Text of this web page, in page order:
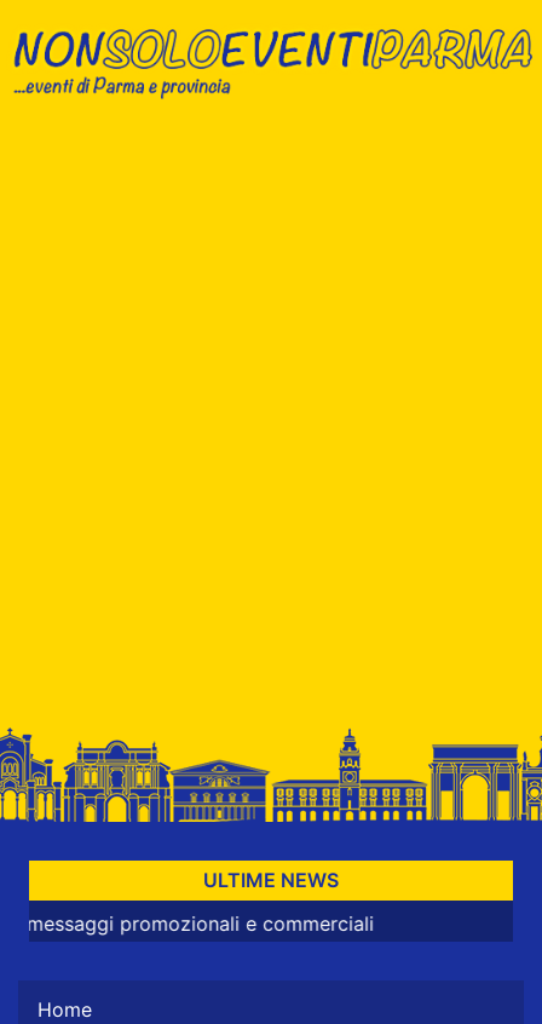
ULTIME NEWS
promozionali e commerciali
Home